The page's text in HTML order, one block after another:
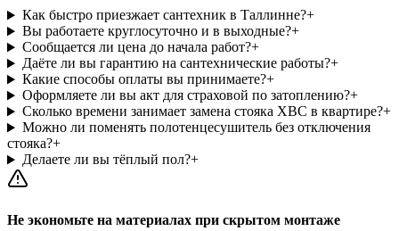
Как быстро приезжает сантехник в Таллинне?+
Вы работаете круглосуточно и в выходные?+
Сообщается ли цена до начала работ?+
Даёте ли вы гарантию на сантехнические работы?+
Какие способы оплаты вы принимаете?+
Оформляете ли вы акт для страховой по затоплению?+
Сколько времени занимает замена стояка ХВС в квартире?+
Можно ли поменять полотенцесушитель без отключения
стояка?+
Делаете ли вы тёплый пол?+
Не экономьте на материалах при скрытом монтаже